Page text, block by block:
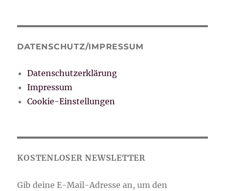
DATENSCHUTZ/IMPRESSUM
Datenschutzerklärung
Impressum
Cookie-Einstellungen